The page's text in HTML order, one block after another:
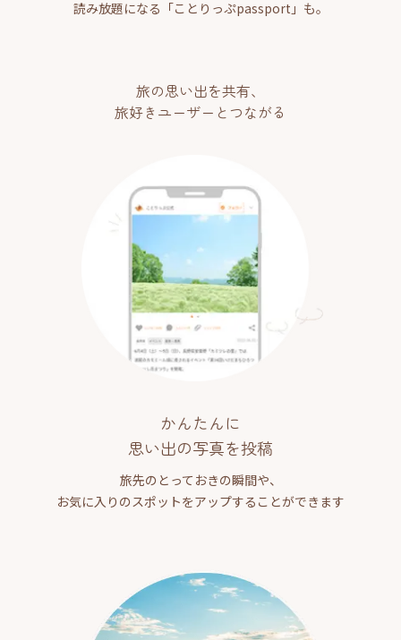
読み放題になる「ことりっぷpassport」も。
旅の思い出を共有、
旅好きユーザーとつながる
かんたんに
思い出の写真を投稿
旅先のとっておきの瞬間や、
お気に入りのスポットをアップすることができます